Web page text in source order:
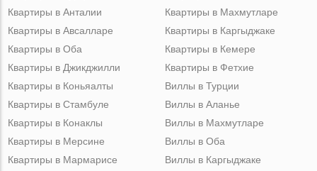
Квартиры в Анталии
Квартиры в Авсалларе
Квартиры в Оба
Квартиры в Джикджилли
Квартиры в Махмутларе
Квартиры в Каргыджаке
Квартиры в Кемере
Квартиры в Фетхие
Квартиры в Коньяалты
Квартиры в Стамбуле
Квартиры в Конаклы
Квартиры в Мерсине
Квартиры в Мармарисе
Виллы в Турции
Виллы в Аланье
Виллы в Махмутларе
Виллы в Оба
Виллы в Каргыджаке